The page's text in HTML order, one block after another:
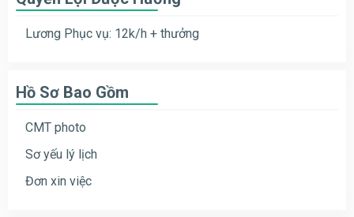
Lương Phục vụ: 12k/h + thưởng
Hồ Sơ Bao Gồm
CMT photo
Sơ yếu lý lịch
Đơn xin việc